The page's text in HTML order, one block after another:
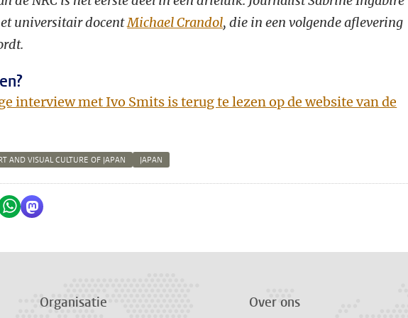
universitair docentMichael Crandol, die in een volgende aflevering
interview met Ivo Smits is terug te lezen op de website van de
AND VISUAL CULTURE OF JAPAN JAPAN
Bluesky
op LinkedIn
Delen via WhatsApp
Delen via Mastodon
Organisatie Over ons